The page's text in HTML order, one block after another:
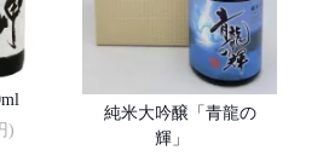
)
純米大吟醸「青龍の
輝」